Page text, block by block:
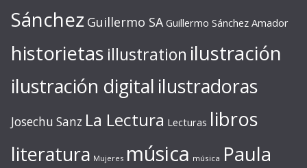
Sánchez Guillermo SA Guillermo Sánchez Amador
historietas illustration ilustración
ilustración digital ilustradoras
Josechu Sanz La Lectura Lecturas libros
literatura Mujeres música música Paula